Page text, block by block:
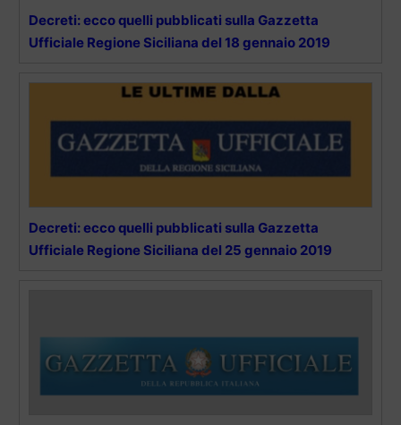
Decreti: ecco quelli pubblicati sulla Gazzetta
Ufficiale Regione Siciliana del 18 gennaio 2019
Decreti: ecco quelli pubblicati sulla Gazzetta
Ufficiale Regione Siciliana del 25 gennaio 2019